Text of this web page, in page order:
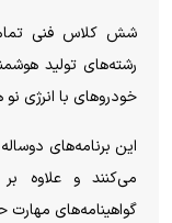
شش کلاس فنی
رشته‌های تولید
خودرو‌های با انرژی
این برنامه‌های
می‌کنند و علاوه
گواهینامه‌های